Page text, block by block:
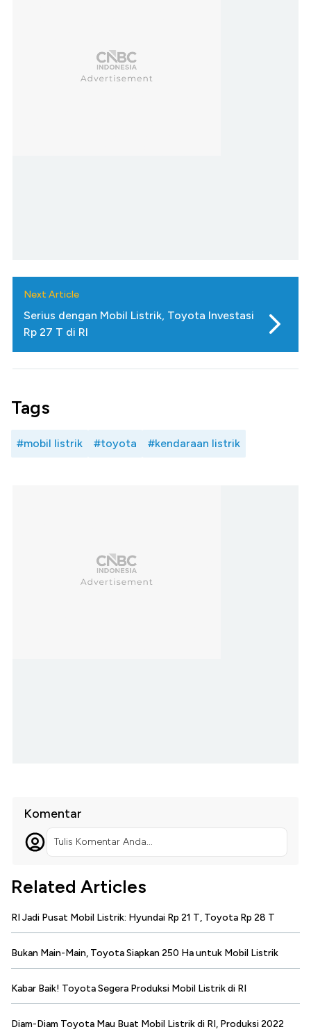
Next Article
Serius dengan Mobil Listrik, Toyota Investasi
Rp 27 T di RI
Tags
#mobil listrik #toyota #kendaraan listrik
Komentar
Tulis Komentar Anda...
Related Articles
RI Jadi Pusat Mobil Listrik: Hyundai Rp 21 T, Toyota Rp 28 T
Bukan Main-Main, Toyota Siapkan 250 Ha untuk Mobil Listrik
Kabar Baik! Toyota Segera Produksi Mobil Listrik di RI
Diam-Diam Toyota Mau Buat Mobil Listrik di RI, Produksi 2022